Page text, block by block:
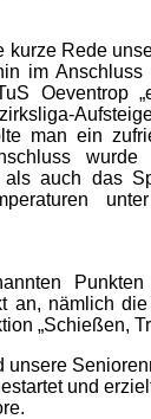
kurze Rede
im
Oeventrop
man ein
als auch das
an, nämlich
„Schießen,
unsere
und